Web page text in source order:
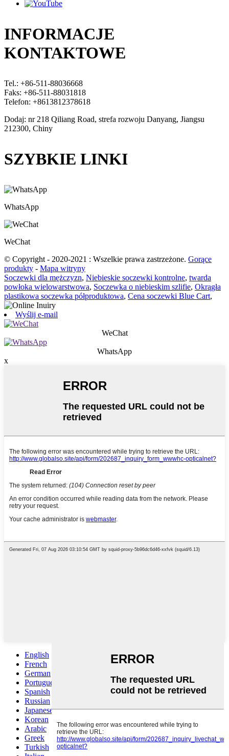
INFORMACJE
KONTAKTOWE
Tel.: +86-511-88036668
Faks: +86-511-88031818
Telefon: +8613812378618
Dodaj: nr 218 Qiliang Road, strefa rozwoju Danyang, Jiangsu
212300, Chiny
SZYBKIE LINKI
WhatsApp
WeChat
© Copyright - 2020-2021 : Wszelkie prawa zastrzeżone. Gorące
produkty - Mapa witryny
Soczewki dla mężczyzn, Niebieskie soczewki kontrolne, twarda
powłoka wielowarstwowa, Soczewka o niebieskim szlifie, Okrągła
plastikowa soczewka półproduktowa, Cena soczewki Blue Cart,
Wyślij e-mail
WeChat
WhatsApp
x
English
French
German
Portuguese
Spanish
Russian
Japanese
Korean
Arabic
Greek
Turkish